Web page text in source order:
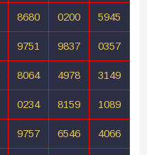
8680 0200 5945
9751 9837 0357
8064 4978 3149
0234 8159 1089
9757 6546 4066